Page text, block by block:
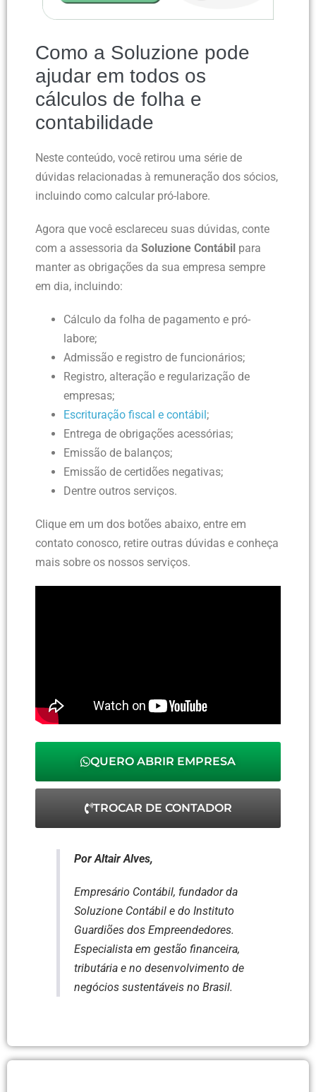
Como a Soluzione pode
ajudar em todos os
cálculos de folha e
contabilidade
Neste conteúdo, você retirou uma série de
dúvidas relacionadas à remuneração dos sócios,
incluindo como calcular pró-labore.
Agora que você esclareceu suas dúvidas, conte
com a assessoria da Soluzione Contábil para
manter as obrigações da sua empresa sempre
em dia, incluindo:
Cálculo da folha de pagamento e pró-
labore;
Admissão e registro de funcionários;
Registro, alteração e regularização de
empresas;
Escrituração fiscal e contábil ;
Entrega de obrigações acessórias;
Emissão de balanços;
Emissão de certidões negativas;
Dentre outros serviços.
Clique em um dos botões abaixo, entre em
contato conosco, retire outras dúvidas e conheça
mais sobre os nossos serviços.
QUERO ABRIR EMPRESA
TROCAR DE CONTADOR
Por Altair Alves,
Empresário Contábil, fundador da
Soluzione Contábil e do Instituto
Guardiões dos Empreendedores.
Especialista em gestão financeira,
tributária e no desenvolvimento de
negócios sustentáveis no Brasil.